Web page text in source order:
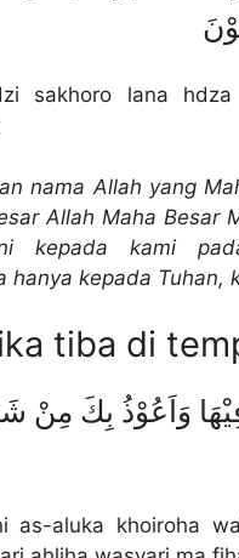
sakhoro lana
nama Allah yang
Allah Maha Besar
kepada kami
hanya kepada Tuhan,
tiba di
فِيْهَا وَاَعُوْذُ بِكَ مِنْ
as-aluka khoiroha